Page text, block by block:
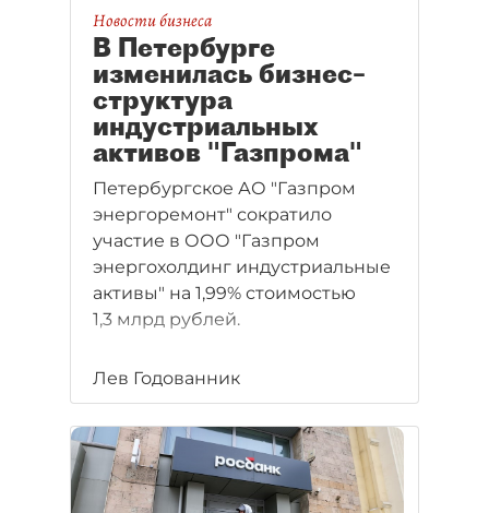
Новости бизнеса
В Петербурге
изменилась бизнес–
структура
индустриальных
активов "Газпрома"
Петербургское АО "Газпром
энергоремонт" сократило
участие в ООО "Газпром
энергохолдинг индустриальные
активы" на 1,99% стоимостью
1,3 млрд рублей.
Лев Годованник